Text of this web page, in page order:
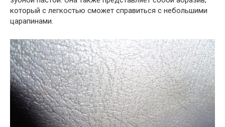
который с легкостью сможет справиться с небольшими
царапинами.